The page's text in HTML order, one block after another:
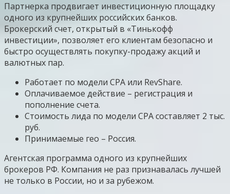
Партнерка продвигает инвестиционную площадку
одного из крупнейших российских банков.
Брокерский счет, открытый в «Тинькофф
инвестиции», позволяет его клиентам безопасно и
быстро осуществлять покупку-продажу акций и
валютных пар.
Работает по модели CPA или RevShare.
Оплачиваемое действие – регистрация и
пополнение счета.
Стоимость лида по модели CPA составляет 2 тыс.
руб.
Принимаемые гео – Россия.
Агентская программа одного из крупнейших
брокеров РФ. Компания не раз признавалась лучшей
не только в России, но и за рубежом.